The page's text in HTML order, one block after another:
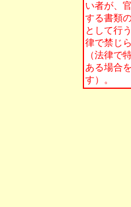
い者が、
する書類
として行
律で禁じ
（法律で
ある場合
す）。